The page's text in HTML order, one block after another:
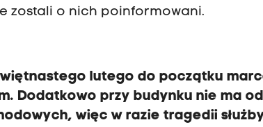
zostali o nich poinformowani.
lutego do początku
Dodatkowo przy budynku nie ma
więc w razie tragedii